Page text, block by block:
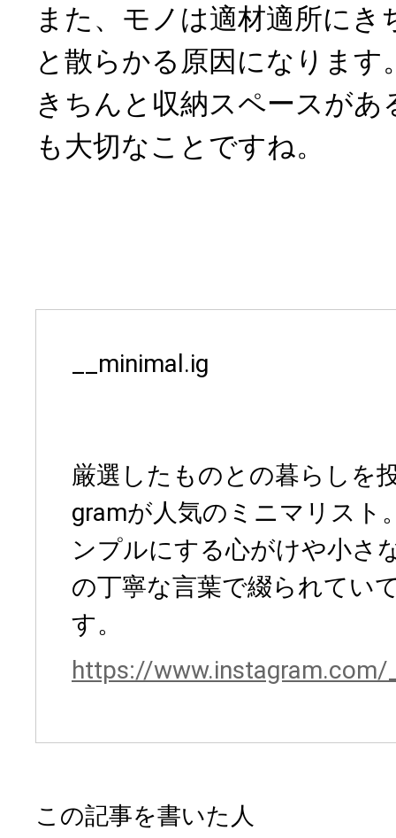
また、モノは適材適所にき
と散らかる原因になります
きちんと収納スペースが
も大切なことですね。
__minimal.ig
厳選したものとの暮らしを
gramが人気のミニマリスト
ンプルにする心がけや小さ
の丁寧な言葉で綴られてい
す。
https://www.instagram.com/
この記事を書いた人